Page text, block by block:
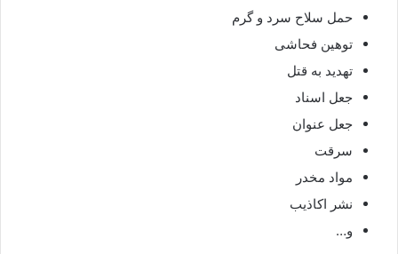
حمل سلاح سرد و گرم
توهین فحاشی
تهدید به قتل
جعل اسناد
جعل عنوان
سرقت
مواد مخدر
نشر اکاذیب
و…